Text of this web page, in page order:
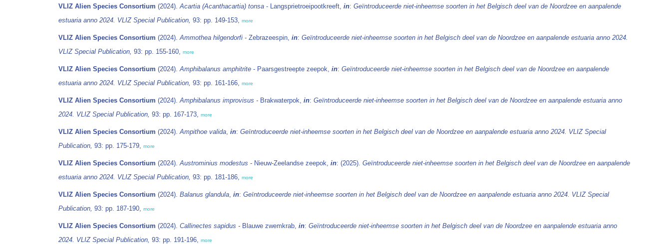
VLIZ Alien Species Consortium (2024).Acartia (Acanthacartia) tonsa - Langsprietroeipootkreeft, in: Geïntroduceerde niet-inheemse soorten in het Belgisch deel van de Noordzee en aanpalende
estuaria anno 2024. VLIZ Special Publication, 93: pp. 149-153, more
VLIZ Alien Species Consortium (2024).Ammothea hilgendorfi - Zebrazeespin, in: Geïntroduceerde niet-inheemse soorten in het Belgisch deel van de Noordzee en aanpalende estuaria anno 2024.
VLIZ Special Publication, 93: pp. 155-160, more
VLIZ Alien Species Consortium (2024).Amphibalanus amphitrite - Paarsgestreepte zeepok, in: Geïntroduceerde niet-inheemse soorten in het Belgisch deel van de Noordzee en aanpalende
estuaria anno 2024. VLIZ Special Publication, 93: pp. 161-166, more
VLIZ Alien Species Consortium (2024).Amphibalanus improvisus - Brakwaterpok, in: Geïntroduceerde niet-inheemse soorten in het Belgisch deel van de Noordzee en aanpalende estuaria anno
2024. VLIZ Special Publication, 93: pp. 167-173, more
VLIZ Alien Species Consortium (2024).Ampithoe valida, in: Geïntroduceerde niet-inheemse soorten in het Belgisch deel van de Noordzee en aanpalende estuaria anno 2024. VLIZ Special
Publication, 93: pp. 175-179, more
VLIZ Alien Species Consortium (2024).Austrominius modestus - Nieuw-Zeelandse zeepok, in: (2025). Geïntroduceerde niet-inheemse soorten in het Belgisch deel van de Noordzee en aanpalende
estuaria anno 2024. VLIZ Special Publication, 93: pp. 181-186, more
VLIZ Alien Species Consortium (2024). Balanus glandula, in: Geïntroduceerde niet-inheemse soorten in het Belgisch deel van de Noordzee en aanpalende estuaria anno 2024. VLIZ Special
Publication, 93: pp. 187-190, more
VLIZ Alien Species Consortium (2024). Callinectes sapidus - Blauwe zwemkrab, in: Geïntroduceerde niet-inheemse soorten in het Belgisch deel van de Noordzee en aanpalende estuaria anno
2024. VLIZ Special Publication, 93: pp. 191-196, more